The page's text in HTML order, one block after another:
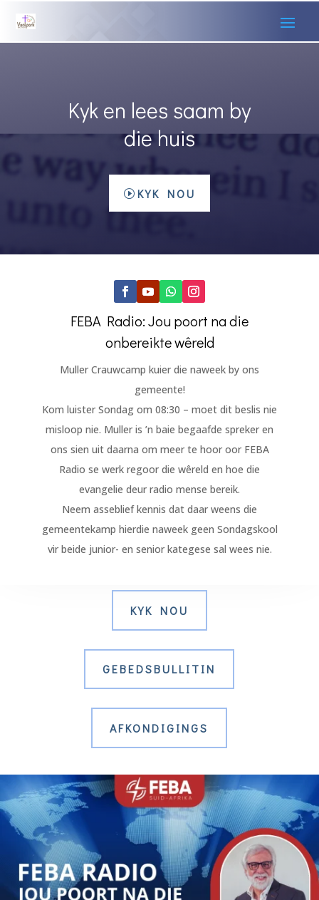
Kyk en lees saam by
die huis
KYK NOU
FEBA Radio: Jou poort na die
onbereikte wêreld
Muller Crauwcamp kuier die naweek by ons
gemeente!
Kom luister Sondag om 08:30 – moet dit beslis nie
misloop nie. Muller is ’n baie begaafde spreker en
ons sien uit daarna om meer te hoor oor FEBA
Radio se werk regoor die wêreld en hoe die
evangelie deur radio mense bereik.
Neem asseblief kennis dat daar weens die
gemeentekamp hierdie naweek geen Sondagskool
vir beide junior- en senior kategese sal wees nie.
KYK NOU
GEBEDSBULLITIN
AFKONDIGINGS